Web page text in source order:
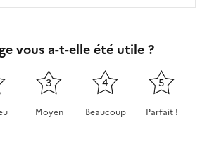
vous a-t-elle été utile ?
3
Moyen
4
Beaucoup
5
Parfait !